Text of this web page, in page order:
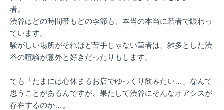
者。
渋谷はどの時間帯もどの季節も、本当の本当に若者で賑わっ
ています。
騒がしい場所がそれほど苦手じゃない筆者は、雑多とした渋
谷の喧騒が意外と好きだったりもします。
でも「たまには心休まるお店でゆっくり飲みたい…」なんて
思うことがあるんですが、果たして渋谷にそんなオアシスが
存在するのか…。